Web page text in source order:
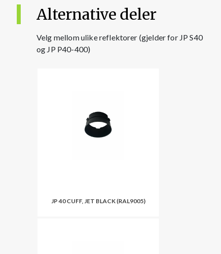
Alternative deler
Velg mellom ulike reflektorer (gjelder for JP S40
og JP P40-400)
JP 40 CUFF, JET BLACK (RAL9005)